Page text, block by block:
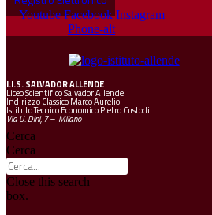
Youtube Facebook Instagram
Phone-alt
I.I.S.SALVADOR ALLENDE
Liceo Scientifico Salvador Allende
Indirizzo Classico Marco Aurelio
Istituto Tecnico Economico Pietro Custodi
Via U. Dini, 7 – Milano
Cerca
Cerca
Close this search
box.